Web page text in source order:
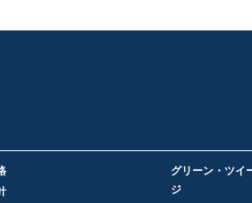
グリーン・ツイ
ジ